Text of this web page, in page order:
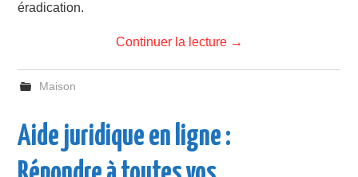
éradication.
Continuer la lecture →
Maison
Aide juridique en ligne :